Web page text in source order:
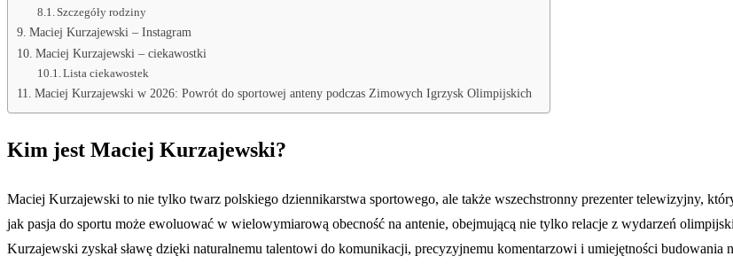
Szczegóły rodziny
Maciej Kurzajewski – Instagram
Maciej Kurzajewski – ciekawostki
Lista ciekawostek
Maciej Kurzajewski w 2026: Powrót do sportowej anteny podczas Zimowych Igrzysk Olimpijskich
Kim jest Maciej Kurzajewski?
Maciej Kurzajewski to nie tylko twarz polskiego dziennikarstwa sportowego, ale także wszechstronny prezenter telewizyjny,
jak pasja do sportu może ewoluować w wielowymiarową obecność na antenie, obejmującą nie tylko relacje z wydarzeń
Kurzajewski zyskał sławę dzięki naturalnemu talentowi do komunikacji, precyzyjnemu komentarzowi i umiejętności budowania